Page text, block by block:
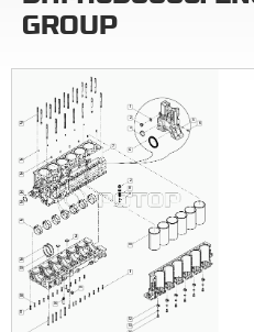
GROUP
2
2
3
4
6
7
8
9
11
11
12
13
16
18
19
20
21
22
23
24
25
26
27